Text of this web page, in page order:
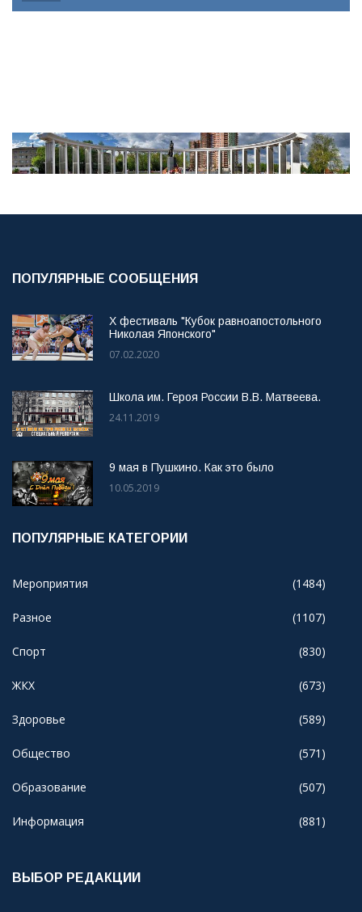
ПОПУЛЯРНЫЕ СООБЩЕНИЯ
X фестиваль "Кубок равноапостольного
Николая Японского"
07.02.2020
Школа им. Героя России В.В. Матвеева.
24.11.2019
9 мая в Пушкино. Как это было
10.05.2019
ПОПУЛЯРНЫЕ КАТЕГОРИИ
Мероприятия (1484)
Разное (1107)
Спорт (830)
ЖКХ (673)
Здоровье (589)
Общество (571)
Образование (507)
Информация (881)
ВЫБОР РЕДАКЦИИ